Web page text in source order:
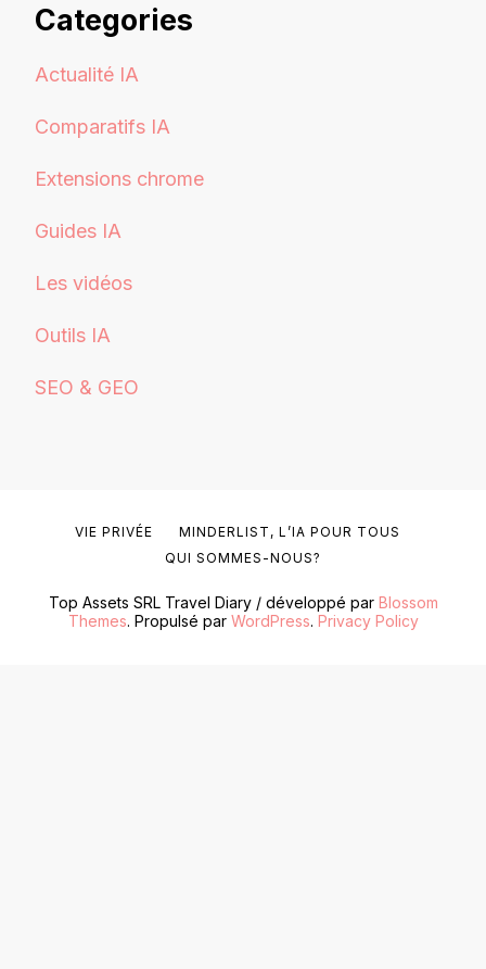
Categories
Actualité IA
Comparatifs IA
Extensions chrome
Guides IA
Les vidéos
Outils IA
SEO & GEO
Top Assets SRLTravel Diary / développé par Blossom
Themes. Propulsé par WordPress. Privacy Policy
VIE PRIVÉE
MINDERLIST, L’IA POUR TOUS
QUI SOMMES-NOUS?